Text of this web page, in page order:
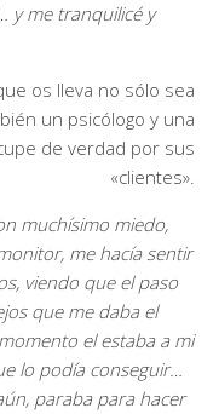
y me tranquilicé y
os lleva no sólo sea
un psicólogo y una
de verdad por sus
«clientes».
muchísimo miedo,
me hacía sentir
viendo que el paso
que me daba el
el estaba a mi
lo podía conseguir…
paraba para hacer